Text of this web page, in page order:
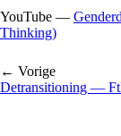
YouTube —
Thinking)
← Vorige
Detransitioning —